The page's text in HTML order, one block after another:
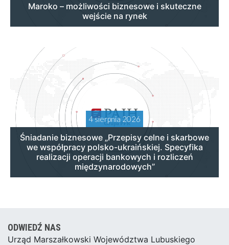
Maroko – możliwości biznesowe i skuteczne
wejście na rynek
4 sierpnia 2026
Śniadanie biznesowe „Przepisy celne i skarbowe
we współpracy polsko-ukraińskiej. Specyfika
realizacji operacji bankowych i rozliczeń
międzynarodowych”
ODWIEDŹ NAS
Urząd Marszałkowski Województwa Lubuskiego